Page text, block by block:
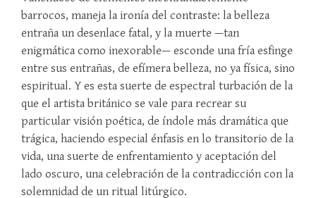
barrocos, maneja la ironía del contraste: la belleza
entraña un desenlace fatal, y la muerte —tan
enigmática como inexorable— esconde una fría esfinge
entre sus entrañas, de efímera belleza, no ya física, sino
espiritual. Y es esta suerte de espectral turbación de la
que el artista británico se vale para recrear su
particular visión poética, de índole más dramática que
trágica, haciendo especial énfasis en lo transitorio de la
vida, una suerte de enfrentamiento y aceptación del
lado oscuro, una celebración de la contradicción con la
solemnidad de un ritual litúrgico.